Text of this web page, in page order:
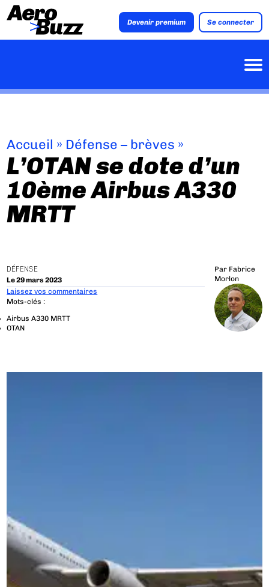
Devenir premium Se connecter
Accueil » Défense – brèves »
L’OTAN se dote d’un
10ème Airbus A330
MRTT
DÉFENSE
Le 29 mars 2023
Par Fabrice
Morlon
Laissez vos commentaires
Mots-clés :
Airbus A330 MRTT
OTAN